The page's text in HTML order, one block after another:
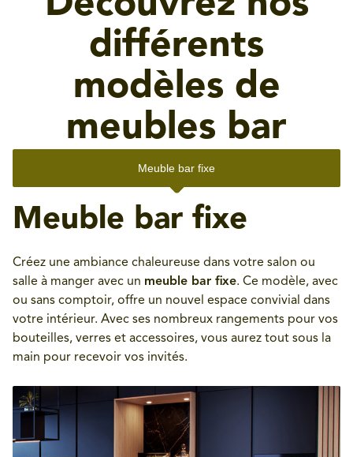
différents
modèles de
meubles bar
Meuble bar fixe
Meuble bar fixe
Créez une ambiance chaleureuse dans votre salon ou
salle à manger avec un meuble bar fixe. Ce modèle, avec
ou sans comptoir, offre un nouvel espace convivial dans
votre intérieur. Avec ses nombreux rangements pour vos
bouteilles, verres et accessoires, vous aurez tout sous la
main pour recevoir vos invités.